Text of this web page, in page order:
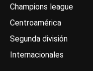
Champions league
Centroamérica
Segunda división
Internacionales